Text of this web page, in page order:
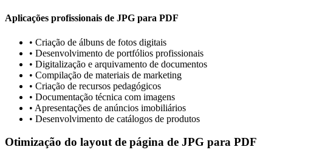
Aplicações profissionais de JPG para PDF
• Criação de álbuns de fotos digitais
• Desenvolvimento de portfólios profissionais
• Digitalização e arquivamento de documentos
• Compilação de materiais de marketing
• Criação de recursos pedagógicos
• Documentação técnica com imagens
• Apresentações de anúncios imobiliários
• Desenvolvimento de catálogos de produtos
Otimização do layout de página de JPG para PDF